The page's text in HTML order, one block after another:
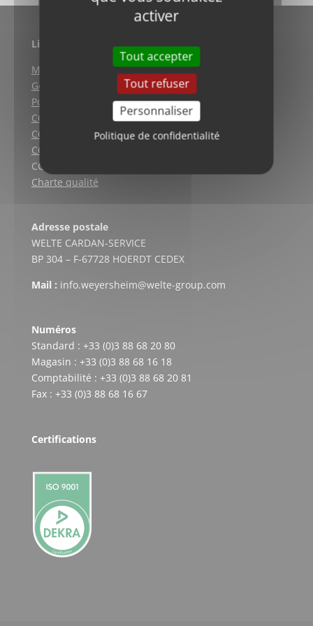
activer
Tout accepter
Tout refuser
Personnaliser
Politique de confidentialité
Liens utiles
Mentions légales
Gestion des cookies
Politique de confidentialité
CGV (Weyersheim)
CGV (Strasbourg)
CGV (Lyon)
CGV vente en ligne
Charte qualité
Adresse postale
WELTE CARDAN-SERVICE
BP 304 – F-67728 HOERDT CEDEX
Mail : info.weyersheim@welte-group.com
Numéros
Standard : +33 (0)3 88 68 20 80
Magasin : +33 (0)3 88 68 16 18
Comptabilité : +33 (0)3 88 68 20 81
Fax : +33 (0)3 88 68 16 67
Certifications